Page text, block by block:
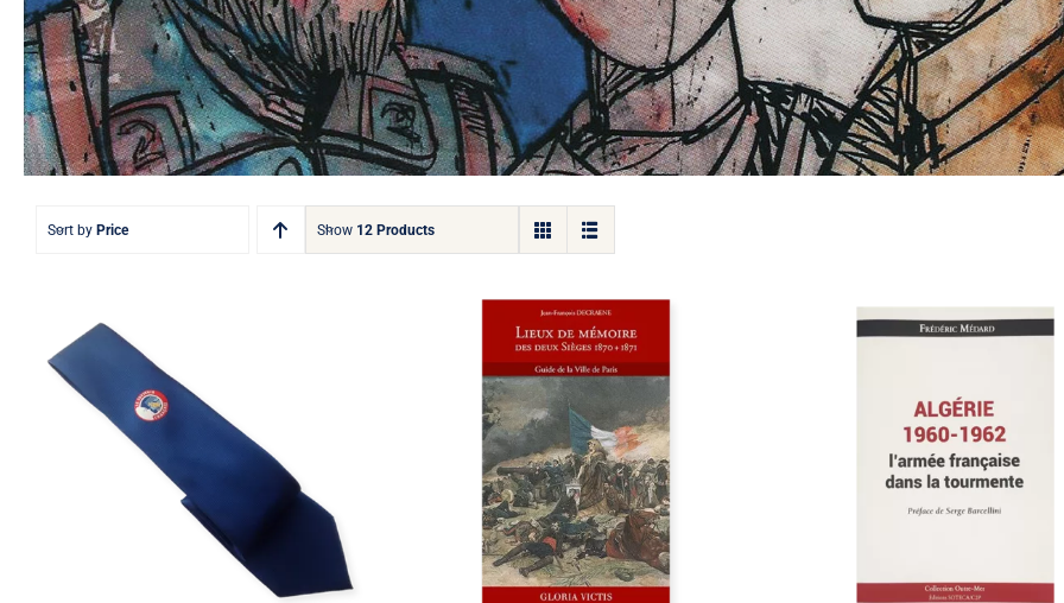
Sort by Price Show 12 Products
Cravate de costume
Lieux de mémoire des
deux sièges 1870-1871 –
Guide de la ville de Paris
Algérie 1960-1962 :
l’Armée française dans
tourmente